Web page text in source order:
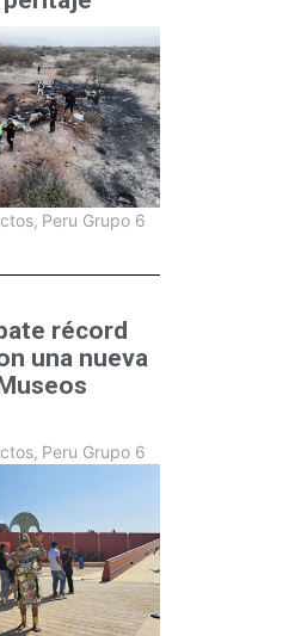
, Peru Grupo 6
récord
una nueva
, Peru Grupo 6